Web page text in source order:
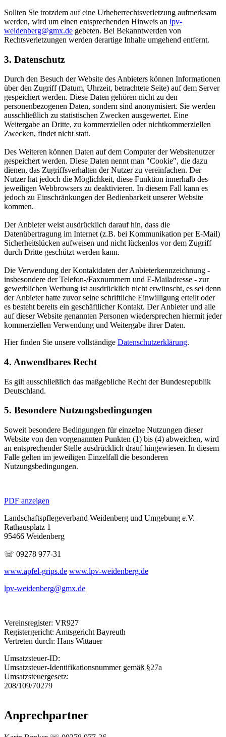
Sollten Sie trotzdem auf eine Urheberrechtsverletzung aufmerksam
werden, wird um einen entsprechenden Hinweis an lpv-
weidenberg@gmx.de gebeten. Bei Bekanntwerden von
Rechtsverletzungen werden derartige Inhalte umgehend entfernt.
3. Datenschutz
Durch den Besuch der Website des Anbieters können Informationen
über den Zugriff (Datum, Uhrzeit, betrachtete Seite) auf dem Server
gespeichert werden. Diese Daten gehören nicht zu den
personenbezogenen Daten, sondern sind anonymisiert. Sie werden
ausschließlich zu statistischen Zwecken ausgewertet. Eine
Weitergabe an Dritte, zu kommerziellen oder nichtkommerziellen
Zwecken, findet nicht statt.
Des Weiteren können Daten auf dem Computer der Websitenutzer
gespeichert werden. Diese Daten nennt man "Cookie", die dazu
dienen, das Zugriffsverhalten der Nutzer zu vereinfachen. Der
Nutzer hat jedoch die Möglichkeit, diese Funktion innerhalb des
jeweiligen Webbrowsers zu deaktivieren. In diesem Fall kann es
jedoch zu Einschränkungen der Bedienbarkeit unserer Website
kommen.
Der Anbieter weist ausdrücklich darauf hin, dass die
Datenübertragung im Internet (z.B. bei Kommunikation per E-Mail)
Sicherheitslücken aufweisen und nicht lückenlos vor dem Zugriff
durch Dritte geschützt werden kann.
Die Verwendung der Kontaktdaten der Anbieterkennzeichnung -
insbesondere der Telefon-/Faxnummern und E-Mailadresse - zur
gewerblichen Werbung ist ausdrücklich nicht erwünscht, es sei denn
der Anbieter hatte zuvor seine schriftliche Einwilligung erteilt oder
es besteht bereits ein geschäftlicher Kontakt. Der Anbieter und alle
auf dieser Website genannten Personen wiedersprechen hiermit jeder
kommerziellen Verwendung und Weitergabe ihrer Daten.
Hier finden Sie unsere vollständige Datenschutzerklärung.
4. Anwendbares Recht
Es gilt ausschließlich das maßgebliche Recht der Bundesrepublik
Deutschland.
5. Besondere Nutzungsbedingungen
Soweit besondere Bedingungen für einzelne Nutzungen dieser
Website von den vorgenannten Punkten (1) bis (4) abweichen, wird
an entsprechender Stelle ausdrücklich drauf hingewiesen. In diesem
Falle gelten im jeweiligen Einzelfall die besonderen
Nutzungsbedingungen.
PDF anzeigen
Landschaftspflegeverband Weidenberg und Umgebung e.V.
Rathausplatz 1
95466 Weidenberg
☏ 09278 977-31
www.apfel-grips.de www.lpv-weidenberg.de
lpv-weidenberg@gmx.de
Vereinsregister: VR927
Registergericht: Amtsgericht Bayreuth
Vertreten durch: Hans Wittauer
Umsatzsteuer-ID:
Umsatzsteuer-Identifikationsnummer gemäß §27a
Umsatzsteuergesetz:
208/109/70279
Anprechpartner